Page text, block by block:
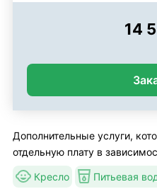
14
Дополнительные услуги,
отдельную плату в
Кресло Питьевая